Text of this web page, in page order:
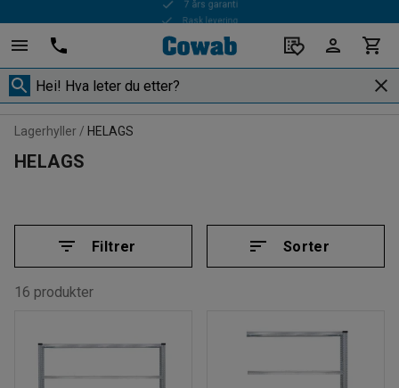
Rask levering
Lagerhyller HELAGS
HELAGS
Filtrer Sorter
16 produkter